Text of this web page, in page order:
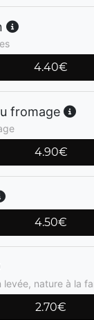
4.40€
fromage
4.90€
4.50€
levée, nature à la
2.70€